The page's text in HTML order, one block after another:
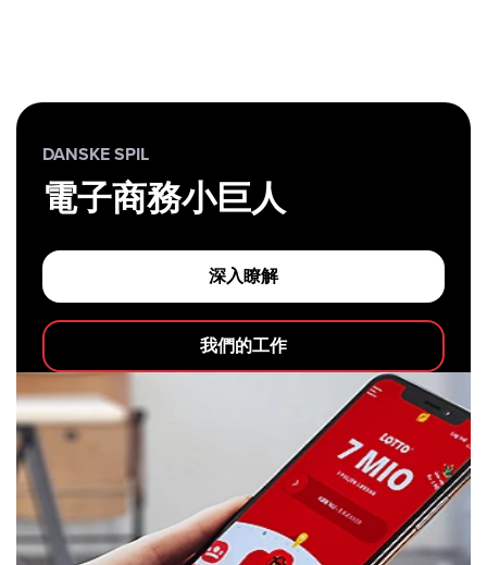
DANSKE SPIL
電子商務小巨人
深入瞭解
我們的工作